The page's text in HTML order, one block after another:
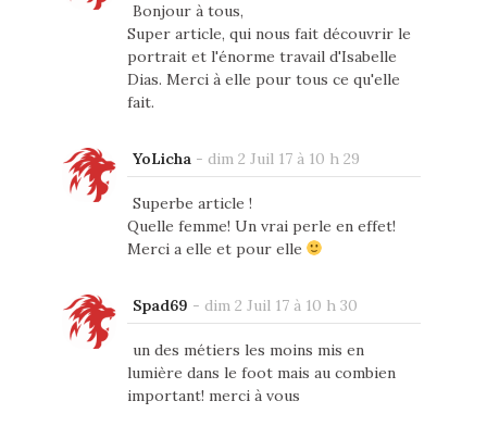
Bonjour à tous,
Super article, qui nous fait découvrir le
portrait et l'énorme travail d'Isabelle
Dias. Merci à elle pour tous ce qu'elle
fait.
YoLicha- dim 2 Juil 17 à 10 h 29
Superbe article !
Quelle femme! Un vrai perle en effet!
Merci a elle et pour elle
Spad69 - dim 2 Juil 17 à 10 h 30
un des métiers les moins mis en
lumière dans le foot mais au combien
important! merci à vous